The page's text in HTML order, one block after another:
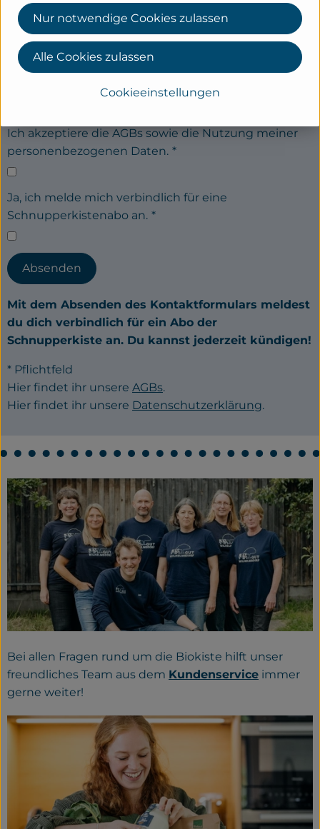
Anmerkung
Ich akzeptiere die AGBs sowie die Nutzung meiner
personenbezogenen Daten. *
Ja, ich melde mich verbindlich für eine
Schnupperkistenabo an. *
Absenden
Mit dem Absenden des Kontaktformulars meldest
du dich verbindlich für ein Abo der
Schnupperkiste an. Du kannst jederzeit kündigen!
* Pflichtfeld
Hier findet ihr unsere AGBs.
Hier findet ihr unsere Datenschutzerklärung.
Bei allen Fragen rund um die Biokiste hilft unser
freundliches Team aus dem Kundenservice immer
gerne weiter!
Cookieeinstellungen
Nur notwendige Cookies zulassen
Alle Cookies zulassen